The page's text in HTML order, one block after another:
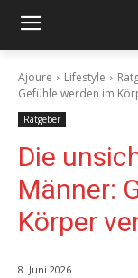
Ajoure Lifestyle
Gefühle werden im
Ratgeber
Die
Männer:
Körper
8. Juni 2026